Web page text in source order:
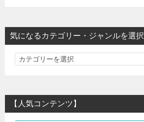
気になるカテゴリー・ジャンルを選択
気
る
カ
テ
【人気コンテンツ】